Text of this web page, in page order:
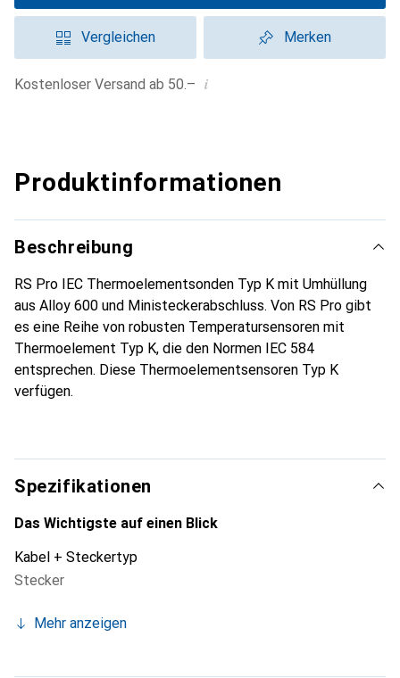
Vergleichen Merken
Kostenloser Versand ab 50.– i
Produktinformationen
Beschreibung
RS Pro IEC Thermoelementsonden Typ K mit Umhüllung
aus Alloy 600 und Ministeckerabschluss. Von RS Pro gibt
es eine Reihe von robusten Temperatursensoren mit
Thermoelement Typ K, die den Normen IEC 584
entsprechen. Diese Thermoelementsensoren Typ K
verfügen.
Spezifikationen
Das Wichtigste auf einen Blick
Kabel + Steckertyp
Stecker
Mehr anzeigen